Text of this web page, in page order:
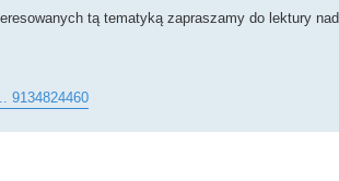
tą tematyką zapraszamy do lektury nad
9134824460